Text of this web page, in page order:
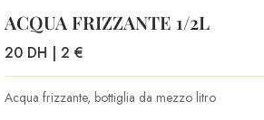
ACQUA FRIZZANTE 1/2L
20 DH | 2 €
Acqua frizzante, bottiglia da mezzo litro